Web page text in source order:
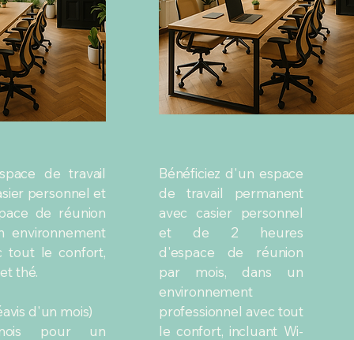
de travail
personnel et
de réunion
environnement
tout le confort,
thé.
d'un mois)
pour un
Bénéficiez d'un espace
de travail permanent
avec casier personnel
et de 2 heures
d'espace de réunion
par mois, dans un
environnement
professionnel avec tout
le confort, incluant Wi-